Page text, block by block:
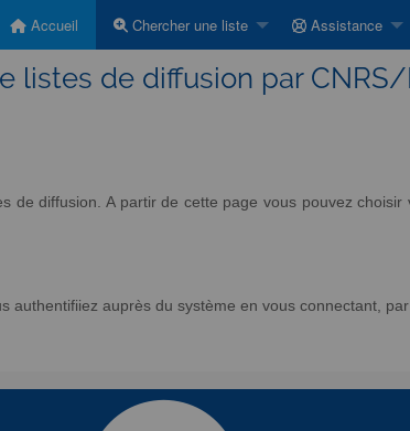
Accueil Chercher une liste Assistance
listes de diffusion par CNRS/
de diffusion. A partir de cette page vous pouvez
authentifiiez auprès du système en vous connectant,